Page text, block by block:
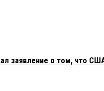
заявление о том, что